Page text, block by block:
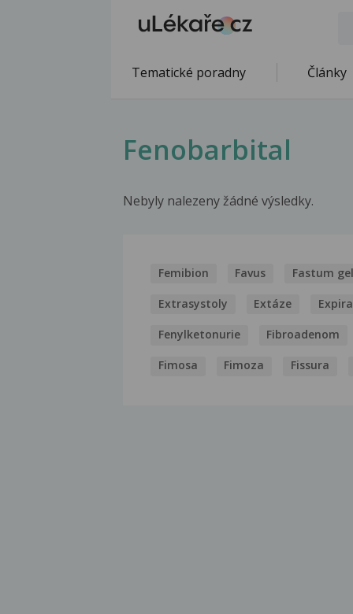
Tematické poradny Články
Fenobarbital
Nebyly nalezeny žádné výsledky.
Femibion Favus Fastum gel
Extrasystoly Extáze
Fenylketonurie Fibroadenom
Fimosa Fimoza Fissura